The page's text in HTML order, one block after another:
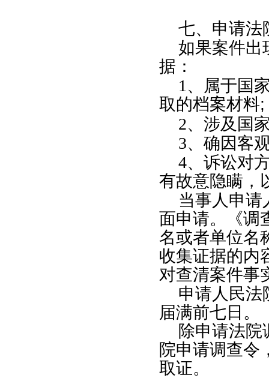
七、申请法
如果案件出
据：
1 、属于国
取的档案材料;
2、涉及国
3、确因客
4、诉讼对
有故意隐瞒，
当事人申请
面申请。《调
名或者单位名
收集证据的内
对查清案件事
申请人民法
届满前七日。
除申请法院
院申请调查令
取证。